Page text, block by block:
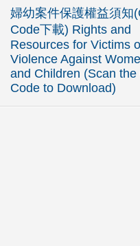
婦幼案件保護權益須知
Code下載) Rights and
Resources for Victims
Violence Against
and Children (Scan the
Code to Download)